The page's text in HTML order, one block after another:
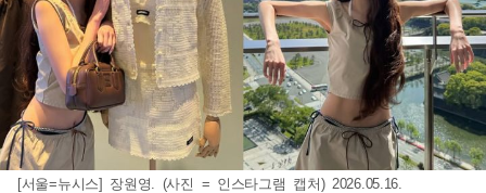
[서울=뉴시스] 장원영. (사진 = 인스타그램 캡처) 2026.05.16.